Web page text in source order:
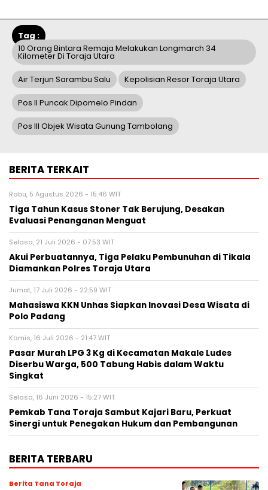
Tag :
10 Orang Bintara Remaja Melakukan Longmarch 34
Kilometer Di Toraja Utara
Air Terjun Sarambu Salu Kepolisian Resor Toraja Utara
Pos II Puncak Dipomelo Pindan
Pos III Objek Wisata Gunung Tambolang
BERITA TERKAIT
Rabu, 5 Agustus 2026 - 15:46 WIT
Tiga Tahun Kasus Stoner Tak Berujung, Desakan
Evaluasi Penanganan Menguat
Selasa, 21 Juli 2026 - 07:53 WIT
Akui Perbuatannya, Tiga Pelaku Pembunuhan di Tikala
Diamankan Polres Toraja Utara
Jumat, 17 Juli 2026 - 22:59 WIT
Mahasiswa KKN Unhas Siapkan Inovasi Desa Wisata di
Polo Padang
Kamis, 16 Juli 2026 - 21:47 WIT
Pasar Murah LPG 3 Kg di Kecamatan Makale Ludes
Diserbu Warga, 500 Tabung Habis dalam Waktu
Singkat
Selasa, 16 Juni 2026 - 15:27 WIT
Pemkab Tana Toraja Sambut Kajari Baru, Perkuat
Sinergi untuk Penegakan Hukum dan Pembangunan
BERITA TERBARU
Berita Tana Toraja